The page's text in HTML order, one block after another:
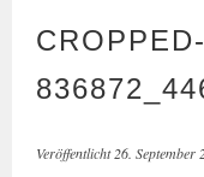
CROPPED-
Veröffentlicht26. September